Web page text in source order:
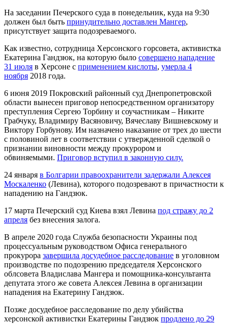
На заседании Печерского суда в понедельник, куда на 9:30
должен был быть принудительно доставлен Мангер,
присутствует защита подозреваемого.
Как известно, сотрудница Херсонского горсовета, активистка
Екатерина Гандзюк, на которую было совершено нападение
31 июля в Херсоне с применением кислоты, умерла 4
ноября 2018 года.
6 июня 2019 Покровский районный суд Днепропетровской
области вынесен приговор непосредственном организатору
преступления Сергею Торбину и соучастникам – Никите
Грабчуку, Владимиру Васяновичу, Вячеславу Вишневскому и
Виктору Горбунову. Им назначено наказание от трех до шести
с половиной лет в соответствии с утвержденной сделкой о
признании виновности между прокурором и
обвиняемыми. Приговор вступил в законную силу.
24 января в Болгарии правоохранители задержали Алексея
Москаленко (Левина), которого подозревают в причастности к
нападению на Гандзюк.
17 марта Печерский суд Киева взял Левина под стражу до 2
апреля без внесения залога.
В апреле 2020 года Служба безопасности Украины под
процессуальным руководством Офиса генерального
прокурора завершила досудебное расследование в уголовном
производстве по подозрению председателя Херсонского
облсовета Владислава Мангера и помощника-консультанта
депутата этого же совета Алексея Левина в организации
нападения на Екатерину Гандзюк.
Позже досудебное расследование по делу убийства
херсонской активистки Екатерины Гандзюк продлено до 29